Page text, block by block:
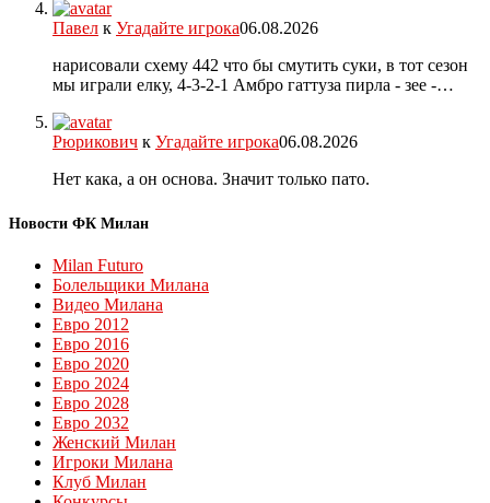
Павел к Угадайте игрока06.08.2026
нарисовали схему 442 что бы смутить суки, в тот сезон
мы играли елку, 4-3-2-1 Амбро гаттуза пирла - зее -…
Рюрикович к Угадайте игрока06.08.2026
Нет кака, а он основа. Значит только пато.
Новости ФК Милан
Milan Futuro
Болельщики Милана
Видео Милана
Евро 2012
Евро 2016
Евро 2020
Евро 2024
Евро 2028
Евро 2032
Женский Милан
Игроки Милана
Клуб Милан